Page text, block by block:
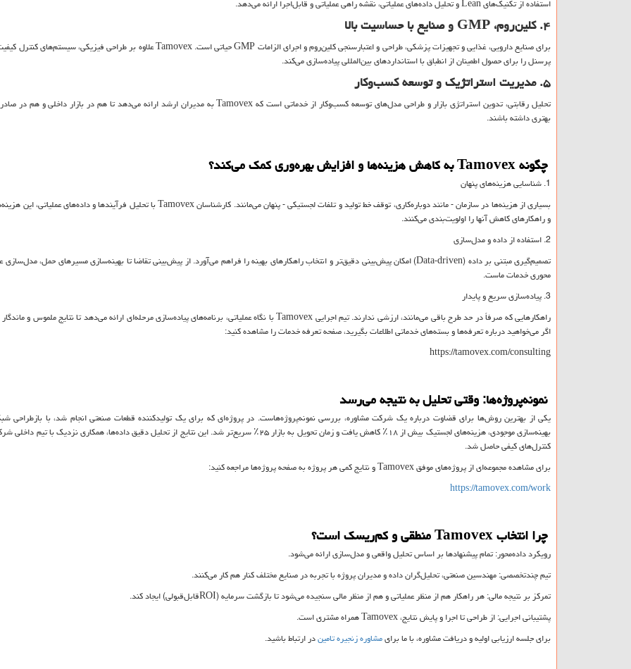
استفاده از تکنیک‌هایLeanو تحلیل داده‌های عملیاتی، نقشه راهی عملیاتی و قابل‌اجرا ارائه می‌دهد.
۴. کلین‌روم، GMPو صنایع با حساسیت بالا
برای صنایع دارویی، غذایی و تجهیزات پزشکی، طراحی و اعتبارسنجی کلین‌روم و اجرای الزاماتGMPحیاتی است.Tamovexعلاوه بر طراحی فیزیکی، سیستم‌های کنترل
پرسنل را برای حصول اطمینان از انطباق با استانداردهای بین‌المللی پیاده‌سازی می‌کند.
۵. مدیریت استراتژیک و توسعه کسب‌وکار
تحلیل رقابتی، تدوین استراتژی بازار و طراحی مدل‌های توسعه کسب‌وکار از خدماتی است کهTamovexبه مدیران ارشد ارائه می‌دهد تا هم در بازار داخلی و هم در
بهتری داشته باشند.
چگونهTamovexبه کاهش هزینه‌ها و افزایش بهره‌وری کمک می‌کند؟
1. شناسایی هزینه‌های پنهان
بسیاری از هزینه‌ها در سازمان - مانند دوباره‌کاری، توقف خط تولید و تلفات لجستیکی - پنهان می‌مانند. کارشناسانTamovexبا تحلیل فرآیندها و داده‌های عملیاتی، این
و راهکارهای کاهش آنها را اولویت‌بندی می‌کنند.
2. استفاده از داده و مدل‌سازی
تصمیم‌گیری مبتنی بر داده(Data-driven)امکان پیش‌بینی دقیق‌تر و انتخاب راهکارهای بهینه را فراهم می‌آورد. از پیش‌بینی تقاضا تا بهینه‌سازی مسیرهای حمل،
محوری خدمات ماست.
3. پیاده‌سازی سریع و پایدار
راهکارهایی که صرفاً در حد طرح باقی می‌مانند، ارزشی ندارند. تیم اجراییTamovexبا نگاه عملیاتی، برنامه‌های پیاده‌سازی مرحله‌ای ارائه می‌دهد تا نتایج ملموس و
اگر می‌خواهید درباره تعرفه‌ها و بسته‌های خدماتی اطلاعات بگیرید، صفحه تعرفه خدمات را مشاهده کنید:
https://tamovex.com/consulting
نمونه‌پروژه‌ها: وقتی تحلیل به نتیجه می‌رسد
یکی از بهترین روش‌ها برای قضاوت درباره یک شرکت مشاوره، بررسی نمونه‌پروژه‌هاست. در پروژه‌ای که برای یک تولیدکننده قطعات صنعتی انجام شد، با بازطراحی
بهینه‌سازی موجودی، هزینه‌های لجستیک بیش از ۱۸٪ کاهش یافت و زمان تحویل به بازار ۲۵٪ سریع‌تر شد. این نتایج از تحلیل دقیق داده‌ها، همکاری نزدیک با
کنترل‌های کیفی حاصل شد.
برای مشاهده مجموعه‌ای از پروژه‌های موفقTamovexو نتایج کمی هر پروژه به صفحه پروژه‌ها مراجعه کنید:
https://tamovex.com/work
چرا انتخابTamovexمنطقی و کم‌ریسک است؟
رویکرد داده‌محور: تمام پیشنهادها بر اساس تحلیل واقعی و مدل‌سازی ارائه می‌شود.
تیم چند‌تخصصی: مهندسین صنعتی، تحلیل‌گران داده و مدیران پروژه با تجربه در صنایع مختلف کنار هم کار می‌کنند.
تمرکز بر نتیجه مالی: هر راهکار هم از منظر عملیاتی و هم از منظر مالی سنجیده می‌شود تا بازگشت سرمایه (ROIقابل‌قبولی) ایجاد کند.
پشتیبانی اجرایی: از طراحی تا اجرا و پایش نتایج،Tamovexهمراه مشتری است.
برای جلسه ارزیابی اولیه و دریافت مشاوره، با ما برایمشاوره زنجیره تامیندر ارتباط باشید.